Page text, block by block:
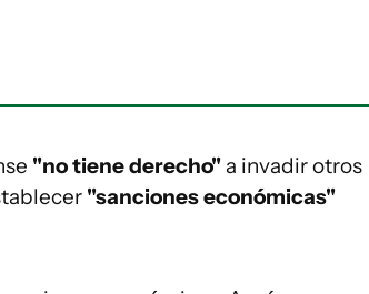
"no tiene derecho" a invadir otros
"sanciones económicas"